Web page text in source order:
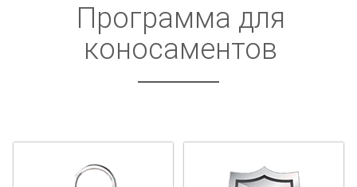
Программа для
коносаментов